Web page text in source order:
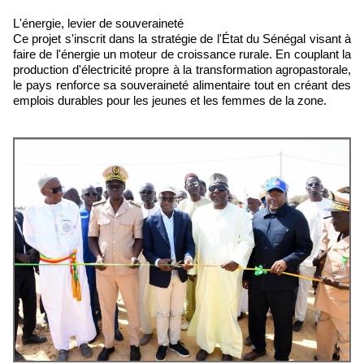
L'énergie, levier de souveraineté
Ce projet s'inscrit dans la stratégie de l'État du Sénégal visant à
faire de l'énergie un moteur de croissance rurale. En couplant la
production d'électricité propre à la transformation agropastorale,
le pays renforce sa souveraineté alimentaire tout en créant des
emplois durables pour les jeunes et les femmes de la zone.